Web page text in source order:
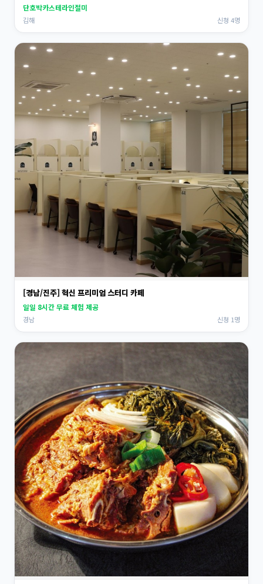
단호박카스테라인절미
김해 신청 4명
[경남/진주] 혁신 프리미엄 스터디 카페
일일 8시간 무료 체험 제공
경남 신청 1명